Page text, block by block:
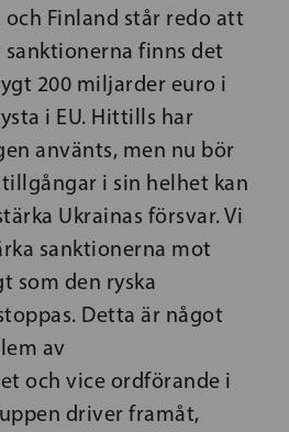
och Finland står redo att
finns det
200 miljarder euro i
i EU. Hittills har
använts, men nu bör
i sin helhet kan
Ukrainas försvar. Vi
sanktionerna mot
som den ryska
Detta är något
av
och vice ordförande i
driver framåt,